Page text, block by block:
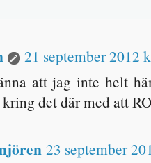
21 september 2012
att jag inte helt
det där med att
23 september